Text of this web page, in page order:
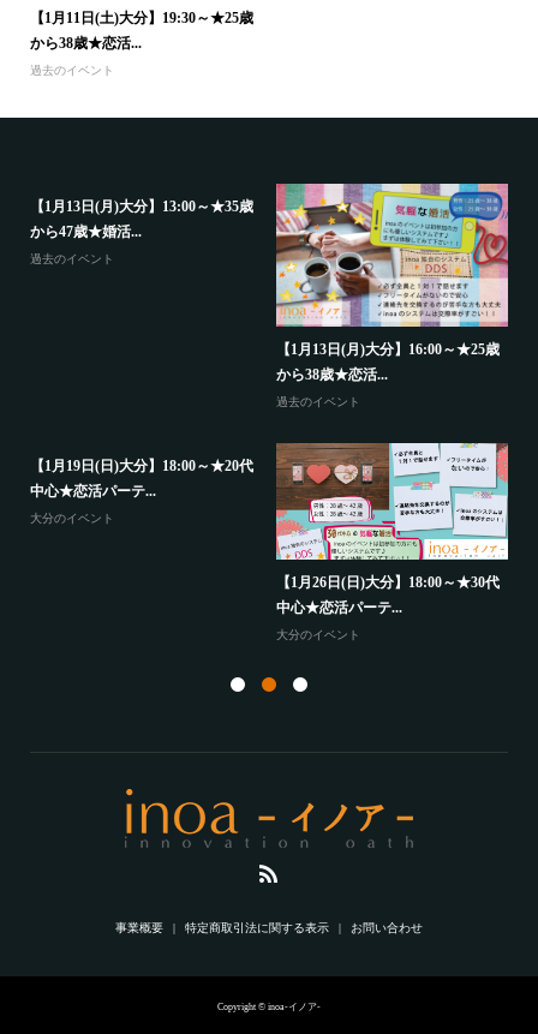
【1月11日(土)大分】19:30～★25歳
から38歳★恋活...
過去のイベント
【1月13日(月)大分】13:00～★35歳
から47歳★婚活...
過去のイベント
【1月13日(月)大分】16:00～★25歳
から38歳★恋活...
過去のイベント
【1月19日(日)大分】18:00～★20代
中心★恋活パーテ...
大分のイベント
【1月26日(日)大分】18:00～★30代
中心★恋活パーテ...
大分のイベント
事業概要 特定商取引法に関する表示 お問い合わせ
Copyright © inoa-イノア-